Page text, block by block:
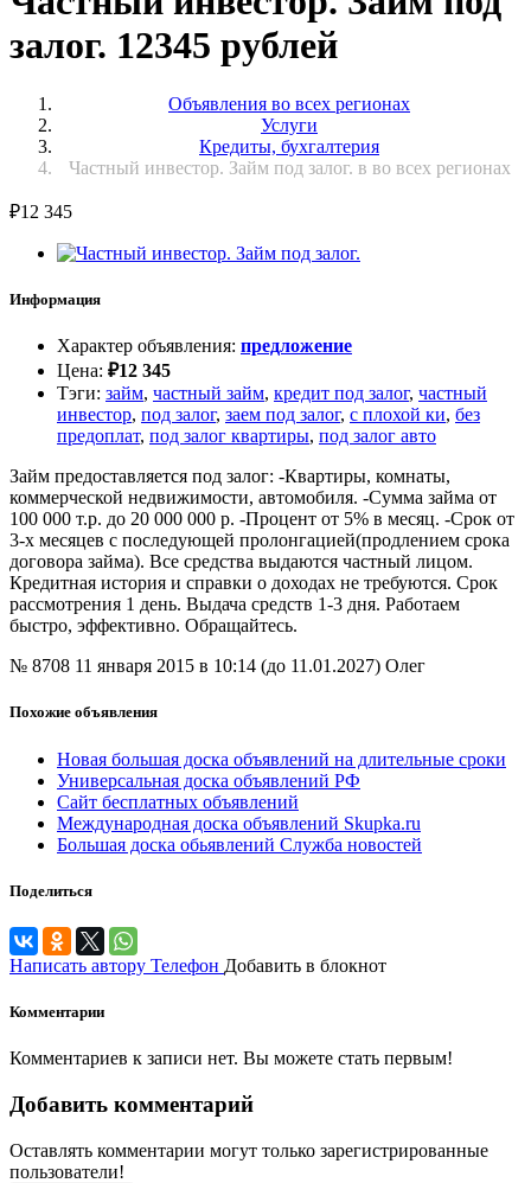
залог. 12345 рублей
Объявления во всех регионах
Услуги
Кредиты, бухгалтерия
Частный инвестор. Займ под залог. в во всех регионах
₽12 345
Информация
Характер объявления: предложение
Цена: ₽12 345
Тэги: займ, частный займ, кредит под залог, частный
инвестор, под залог, заем под залог, с плохой ки, без
предоплат, под залог квартиры, под залог авто
Займ предоставляется под залог: -Квартиры, комнаты,
коммерческой недвижимости, автомобиля. -Сумма займа от
100 000 т.р. до 20 000 000 р. -Процент от 5% в месяц. -Срок от
3-х месяцев с последующей пролонгацией(продлением срока
договора займа). Все средства выдаются частный лицом.
Кредитная история и справки о доходах не требуются. Срок
рассмотрения 1 день. Выдача средств 1-3 дня. Работаем
быстро, эффективно. Обращайтесь.
№ 8708 11 января 2015 в 10:14 (до 11.01.2027) Олег
Похожие объявления
Новая большая доска объявлений на длительные сроки
Универсальная доска объявлений РФ
Сайт бесплатных объявлений
Международная доска объявлений Skupka.ru
Большая доска обьявлений Служба новостей
Поделиться
Написать автору Телефон Добавить в блокнот
Комментарии
Комментариев к записи нет. Вы можете стать первым!
Добавить комментарий
Оставлять комментарии могут только зарегистрированные
пользователи!